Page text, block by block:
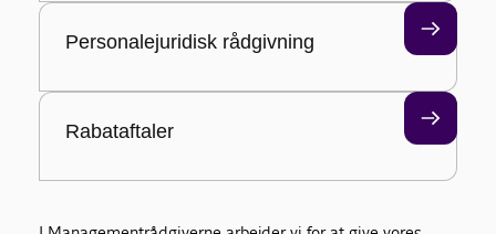
Personalejuridisk rådgivning
Rabataftaler